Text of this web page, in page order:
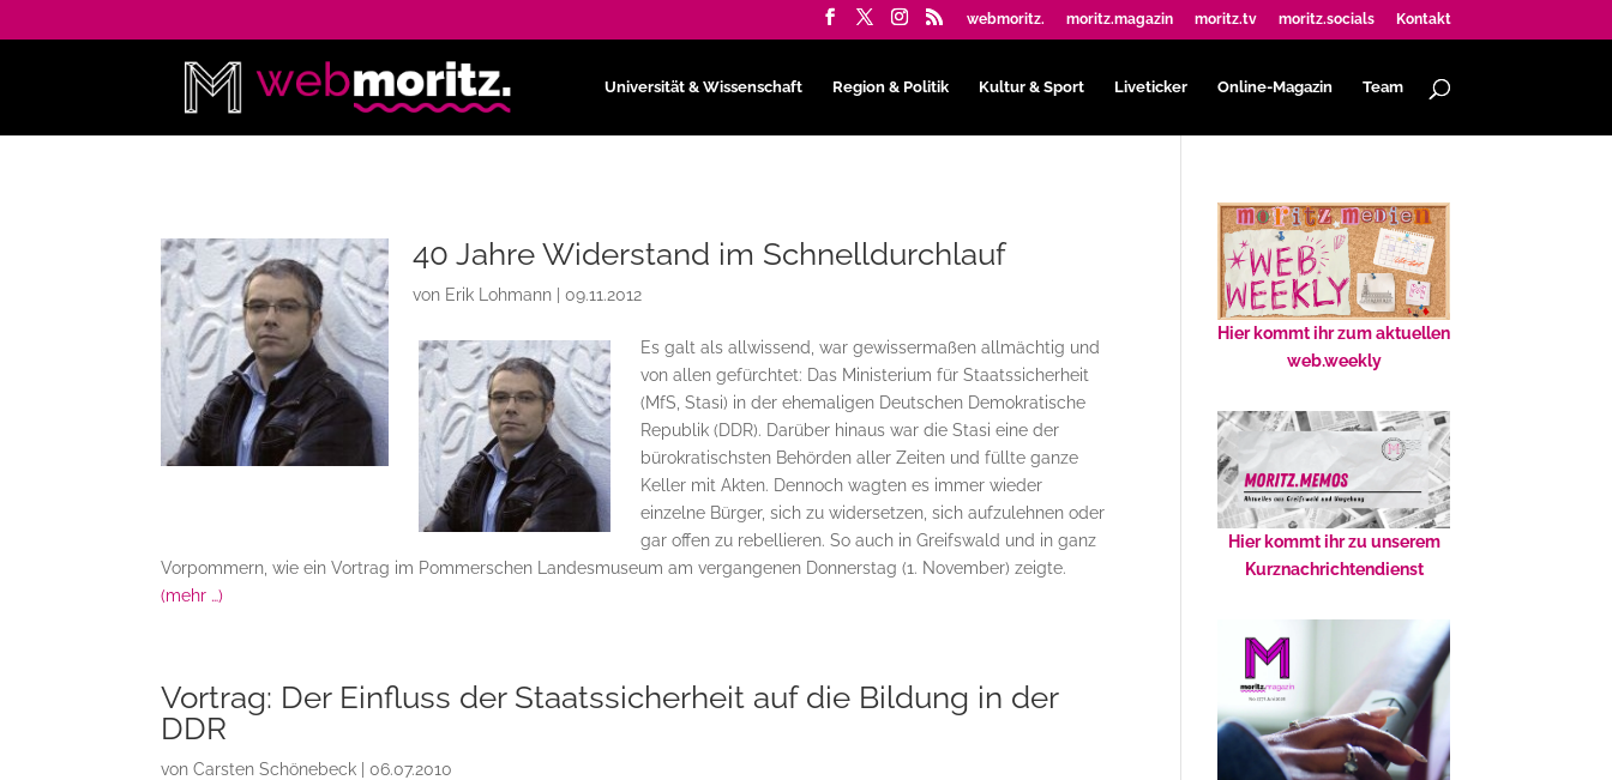
webmoritz. moritz.magazin moritz.tv moritz.socials Kontakt
Universität & Wissenschaft Region & Politik Kultur & Sport Liveticker Online-Magazin Team
40 Jahre Widerstand im Schnelldurchlauf
von Erik Lohmann |09.11.2012
Es galt als allwissend, war gewissermaßen allmächtig und
von allen gefürchtet: Das Ministerium für Staatssicherheit
(MfS, Stasi) in der ehemaligen Deutschen Demokratische
Republik (DDR). Darüber hinaus war die Stasi eine der
bürokratischsten Behörden aller Zeiten und füllte ganze
Keller mit Akten. Dennoch wagten es immer wieder
einzelne Bürger, sich zu widersetzen, sich aufzulehnen oder
gar offen zu rebellieren. So auch in Greifswald und in ganz
Vorpommern, wie ein Vortrag im Pommerschen Landesmuseum am vergangenen Donnerstag (1. November) zeigte.
(mehr …)
Vortrag: Der Einfluss der Staatssicherheit auf die Bildung in der
DDR
vonCarsten Schönebeck |06.07.2010
Hier kommt ihr zum aktuellen
web.weekly
Hier kommt ihr zu unserem
Kurznachrichtendienst